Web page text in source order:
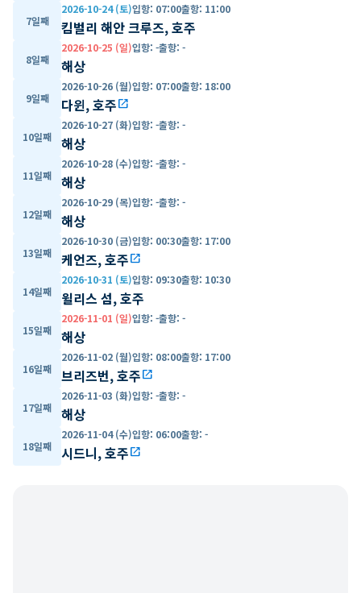
7일째
2026-10-24 (토)입항: 07:00출항: 11:00
킴벌리 해안 크루즈, 호주
8일째
2026-10-25 (일)입항: -출항: -
해상
9일째
2026-10-26 (월)입항: 07:00출항: 18:00
다윈, 호주open_in_new
10일째
2026-10-27 (화)입항: -출항: -
해상
11일째
2026-10-28 (수)입항: -출항: -
해상
12일째
2026-10-29 (목)입항: -출항: -
해상
13일째
2026-10-30 (금)입항: 00:30출항: 17:00
케언즈, 호주open_in_new
14일째
2026-10-31 (토)입항: 09:30출항: 10:30
윌리스 섬, 호주
15일째
2026-11-01 (일)입항: -출항: -
해상
16일째
2026-11-02 (월)입항: 08:00출항: 17:00
브리즈번, 호주open_in_new
17일째
2026-11-03 (화)입항: -출항: -
해상
18일째
2026-11-04 (수)입항: 06:00출항: -
시드니, 호주open_in_new